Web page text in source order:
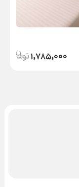
1,785,000